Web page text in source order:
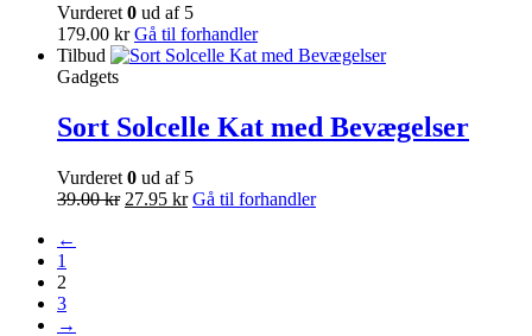
Vurderet 0 ud af 5
179.00 kr Gå til forhandler
Tilbud
Gadgets
Sort Solcelle Kat med Bevægelser
Vurderet 0 ud af 5
39.00kr 27.95 kr Gå til forhandler
←
1
2
3
→